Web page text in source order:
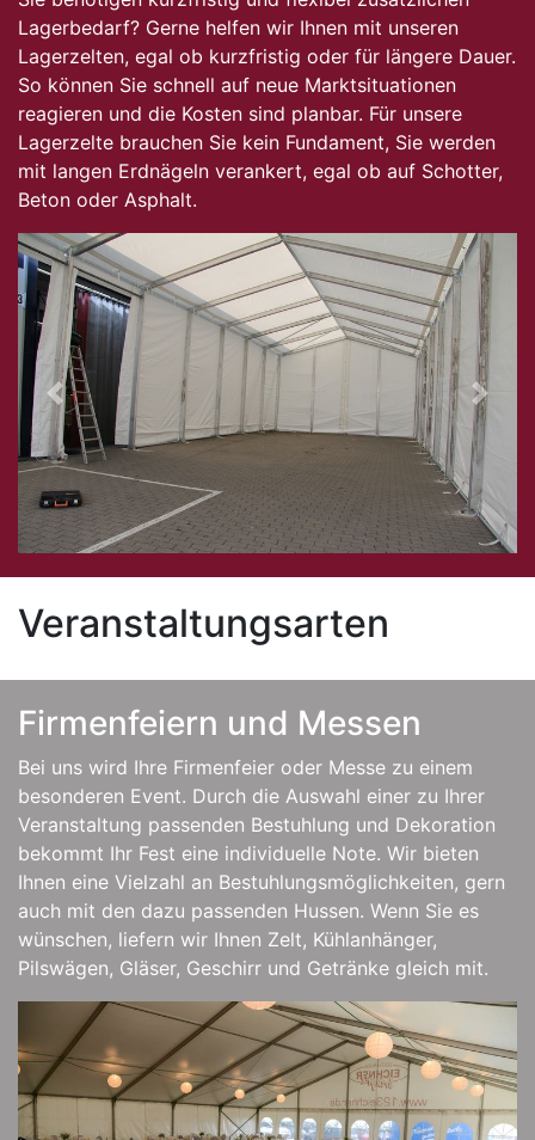
Lagerbedarf? Gerne helfen wir Ihnen mit unseren
Lagerzelten, egal ob kurzfristig oder für längere Dauer.
So können Sie schnell auf neue Marktsituationen
reagieren und die Kosten sind planbar. Für unsere
Lagerzelte brauchen Sie kein Fundament, Sie werden
mit langen Erdnägeln verankert, egal ob auf Schotter,
Beton oder Asphalt.
Previous Next
Veranstaltungsarten
Firmenfeiern und Messen
Bei uns wird Ihre Firmenfeier oder Messe zu einem
besonderen Event. Durch die Auswahl einer zu Ihrer
Veranstaltung passenden Bestuhlung und Dekoration
bekommt Ihr Fest eine individuelle Note. Wir bieten
Ihnen eine Vielzahl an Bestuhlungsmöglichkeiten, gern
auch mit den dazu passenden Hussen. Wenn Sie es
wünschen, liefern wir Ihnen Zelt, Kühlanhänger,
Pilswägen, Gläser, Geschirr und Getränke gleich mit.